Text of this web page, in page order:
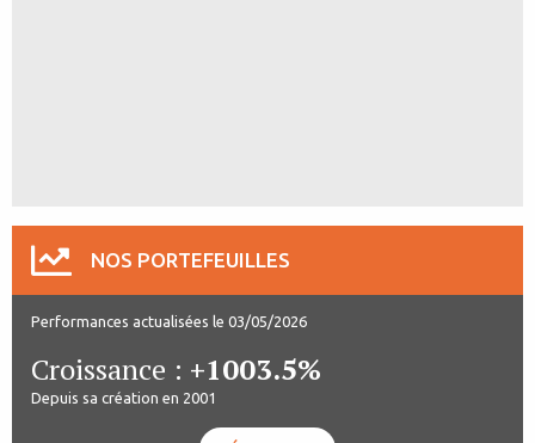
NOS PORTEFEUILLES
Performances actualisées le 03/05/2026
Croissance : +1003.5%
Depuis sa création en 2001